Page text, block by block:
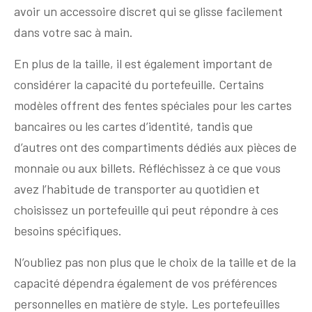
avoir un accessoire discret qui se glisse facilement
dans votre sac à main.
En plus de la taille, il est également important de
considérer la capacité du portefeuille. Certains
modèles offrent des fentes spéciales pour les cartes
bancaires ou les cartes d’identité, tandis que
d’autres ont des compartiments dédiés aux pièces de
monnaie ou aux billets. Réfléchissez à ce que vous
avez l’habitude de transporter au quotidien et
choisissez un portefeuille qui peut répondre à ces
besoins spécifiques.
N’oubliez pas non plus que le choix de la taille et de la
capacité dépendra également de vos préférences
personnelles en matière de style. Les portefeuilles